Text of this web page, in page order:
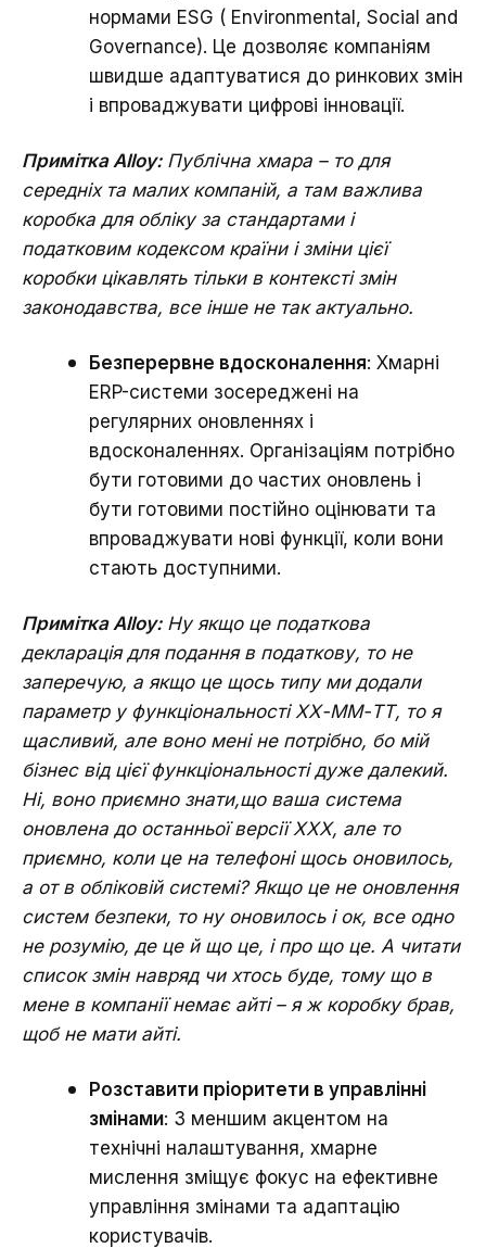
нормами ESG ( Environmental, Social and
Governance). Це дозволяє компаніям
швидше адаптуватися до ринкових змін
і впроваджувати цифрові інновації.
Примітка Alloy: Публічна хмара – то для
середніх та малих компаній, а там важлива
коробка для обліку за стандартами і
податковим кодексом країни і зміни цієї
коробки цікавлять тільки в контексті змін
законодавства, все інше не так актуально.
Безперервне вдосконалення: Хмарні
ERP-системи зосереджені на
регулярних оновленнях і
вдосконаленнях. Організаціям потрібно
бути готовими до частих оновлень і
бути готовими постійно оцінювати та
впроваджувати нові функції, коли вони
стають доступними.
Примітка Alloy: Ну якщо це податкова
декларація для подання в податкову, то не
заперечую, а якщо це щось типу ми додали
параметр у функціональності ХХ-ММ-ТТ, то я
щасливий, але воно мені не потрібно, бо мій
бізнес від цієї функціональності дуже далекий.
Ні, воно приємно знати,що ваша система
оновлена до останньої версії ХХХ, але то
приємно, коли це на телефоні щось оновилось,
а от в обліковій системі? Якщо це не оновлення
систем безпеки, то ну оновилось і ок, все одно
не розумію, де це й що це, і про що це. А читати
список змін навряд чи хтось буде, тому що в
мене в компанії немає айті – я ж коробку брав,
щоб не мати айті.
Розставити пріоритети в управлінні
змінами: З меншим акцентом на
технічні налаштування, хмарне
мислення зміщує фокус на ефективне
управління змінами та адаптацію
користувачів.